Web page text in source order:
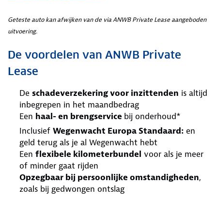
Geteste auto kan afwijken van de via ANWB Private Lease aangeboden
uitvoering.
De voordelen van ANWB Private
Lease
De schadeverzekering voor inzittenden is altijd
inbegrepen in het maandbedrag
Een haal- en brengservice bij onderhoud*
Inclusief Wegenwacht Europa Standaard: en
geld terug als je al Wegenwacht hebt
Een flexibele kilometerbundel voor als je meer
of minder gaat rijden
Opzegbaar bij persoonlijke omstandigheden,
zoals bij gedwongen ontslag